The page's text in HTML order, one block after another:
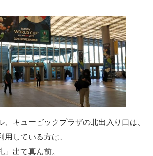
、キュービックプラザの北出入り口は、
用している方は、
」出て真ん前。